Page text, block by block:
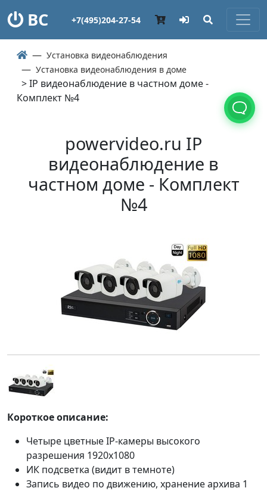
ВС +7(495)204-27-54
Установка видеонаблюдения
Установка видеонаблюдения в доме
> IP видеонаблюдение в частном доме -
Комплект №4
powervideo.ru IP
видеонаблюдение в
частном доме - Комплект
№4
Короткое описание:
Четыре цветные IP-камеры высокого
разрешения 1920х1080
ИК подсветка (видит в темноте)
Запись видео по движению, хранение архива 1